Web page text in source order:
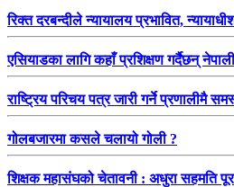
रिक्त दरबन्दीले न्यायालय प्रभावित,
एसियाडका लागि कहाँ प्रशिक्षण गर्दैछन्
राष्ट्रिय परिचय पत्र जारी गर्ने प्रणालीमै
गोलबजारमा कसले चलायो गोली ?
शिक्षक महासंघको चेतावनी : अधुरा सहमति